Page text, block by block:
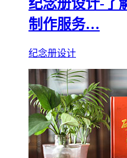
纪念册设计-了
制作服务…
纪念册设计